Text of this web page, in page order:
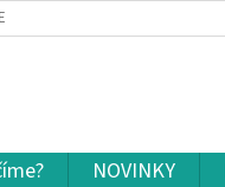
A VRÁTENIE TOVARU
NOVINKY